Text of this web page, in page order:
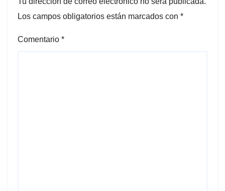
Los campos obligatorios están marcados con *
Comentario *